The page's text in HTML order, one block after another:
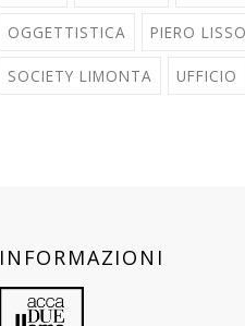
OGGETTISTICA PIERO
SOCIETY LIMONTA UFFICIO
INFORMAZIONI